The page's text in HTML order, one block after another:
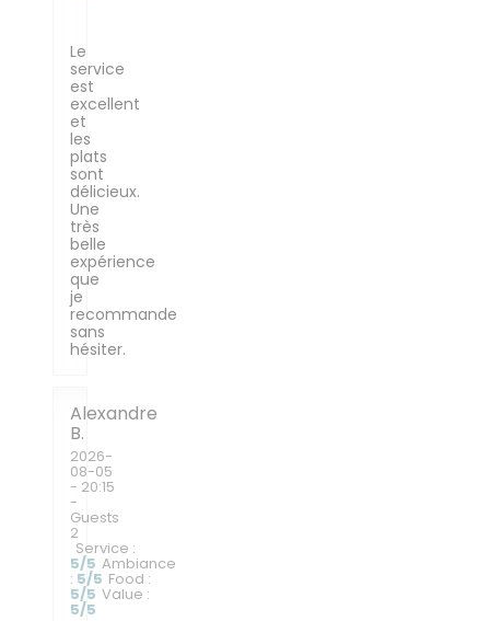
Le
service
est
excellent
et
les
plats
sont
délicieux.
Une
très
belle
expérience
que
je
recommande
sans
hésiter.
Alexandre
B
2026-
08-05
- 20:15
-
Guests
2
Service :
5/5 Ambiance
: 5/5 Food :
5/5 Value :
5/5